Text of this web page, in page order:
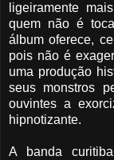
ligeiramente
quem não é
álbum oferece,
pois não é
uma produção
seus monstros
ouvintes a
hipnotizante.
A banda